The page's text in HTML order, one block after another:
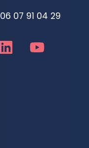
06 07 91 04 29